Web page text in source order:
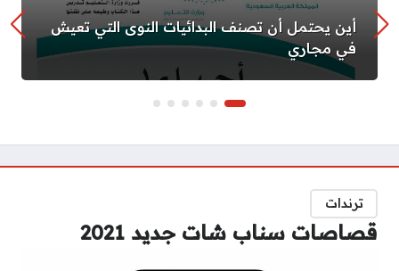
أين يحتمل أن تصنف البدائيات النوى التي تعيش
في مجاري
ترندات
قصاصات سناب شات جديد 2021